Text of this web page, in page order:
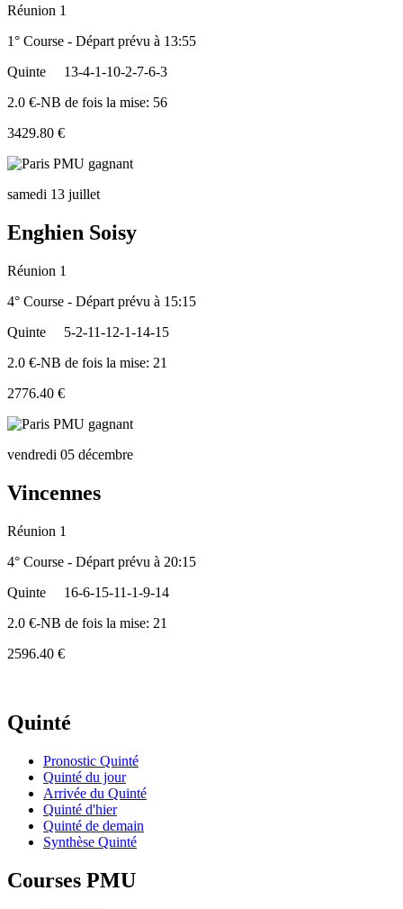
Réunion 1
1° Course - Départ prévu à 13:55
Quinte
13-4-1-10-2-7-6-3
2.0 €-NB de fois la mise: 56
3429.80 €
samedi 13 juillet
Enghien Soisy
Réunion 1
4° Course - Départ prévu à 15:15
Quinte
5-2-11-12-1-14-15
2.0 €-NB de fois la mise: 21
2776.40 €
vendredi 05 décembre
Vincennes
Réunion 1
4° Course - Départ prévu à 20:15
Quinte
16-6-15-11-1-9-14
2.0 €-NB de fois la mise: 21
2596.40 €
Quinté
Pronostic Quinté
Quinté du jour
Arrivée du Quinté
Quinté d'hier
Quinté de demain
Synthèse Quinté
Courses PMU